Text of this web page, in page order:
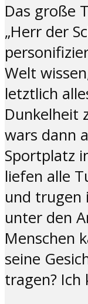
Das große
„Herr der
Welt
letztlich
Dunkelheit
wars dann
Sportplatz
liefen alle
und trugen
unter den
Menschen
seine
tragen? Ich